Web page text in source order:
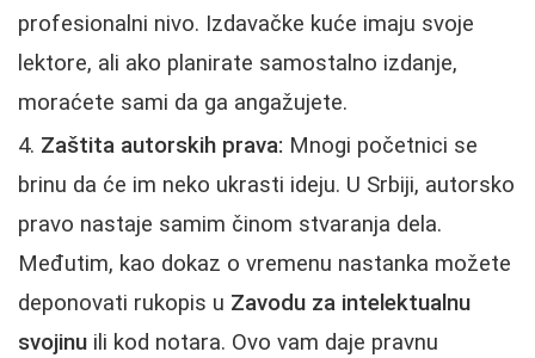
profesionalni nivo. Izdavačke kuće imaju svoje
lektore, ali ako planirate samostalno izdanje,
moraćete sami da ga angažujete.
Zaštita autorskih prava: Mnogi početnici se
brinu da će im neko ukrasti ideju. U Srbiji, autorsko
pravo nastaje samim činom stvaranja dela.
Međutim, kao dokaz o vremenu nastanka možete
deponovati rukopis u Zavodu za intelektualnu
svojinu ili kod notara. Ovo vam daje pravnu